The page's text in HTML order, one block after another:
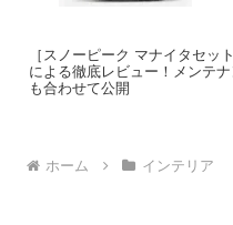
［スノーピーク マナイタセッ
による徹底レビュー！メンテ
も合わせて公開
ホーム インテリア